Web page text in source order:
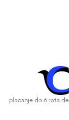
plaćanje do 6 rata